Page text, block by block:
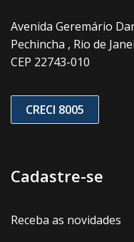
Avenida Geremário
Pechincha , Rio de
CEP 22743-010
CRECI 8005
Cadastre-se
Receba as novidades